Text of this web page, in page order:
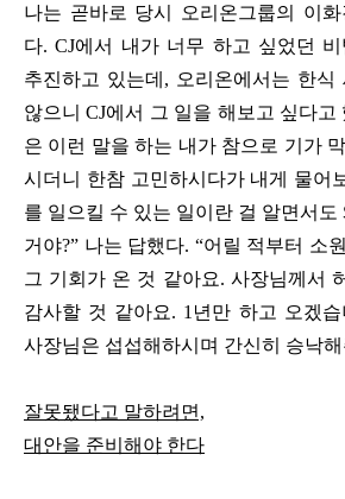
나는 곧바로 당시 오리온그룹의 이
다. CJ에서 내가 너무 하고 싶었던
추진하고 있는데, 오리온에서는 한식
않으니 CJ에서 그 일을 해보고 싶다고
은 이런 말을 하는 내가 참으로 기가
시더니 한참 고민하시다가 내게 물어
를 일으킬 수 있는 일이란 걸 알면서도
거야?” 나는 답했다. “어릴 적부터 소
그 기회가 온 것 같아요. 사장님께서
감사할 것 같아요. 1년만 하고 오겠
사장님은 섭섭해하시며 간신히 승낙
잘못됐다고 말하려면,
대안을 준비해야 한다